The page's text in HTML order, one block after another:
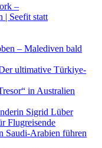
–
| Seefit statt
– Malediven bald
ultimative Türkiye-
in Australien
Sigrid Lüber
Flugreisende
Saudi-Arabien führen